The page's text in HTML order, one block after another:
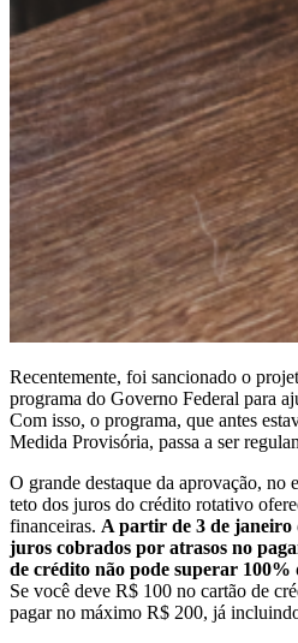
Recentemente, foi sancionado o
programa do Governo Federal para
Com isso, o programa, que antes
Medida Provisória, passa a ser
O grande destaque da aprovação, no
teto dos juros do crédito rotativo
financeiras. A partir de 3 de janeiro
juros cobrados por atrasos no
de crédito não pode superar
Se você deve R$ 100 no cartão de
pagar no máximo R$ 200, já